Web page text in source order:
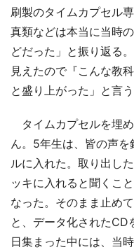
刷製のタイムカプセル
真類などは本当に当時
どだった」と振り返る
見えたので『こんな教
と盛り上がった」と言
タイムカプセルを埋
ん。5年生は、皆の声
ルに入れた。取り出し
ッキに入れると聞くこ
なった。そのまま止め
と、データ化されたCD
日集まった中には、当